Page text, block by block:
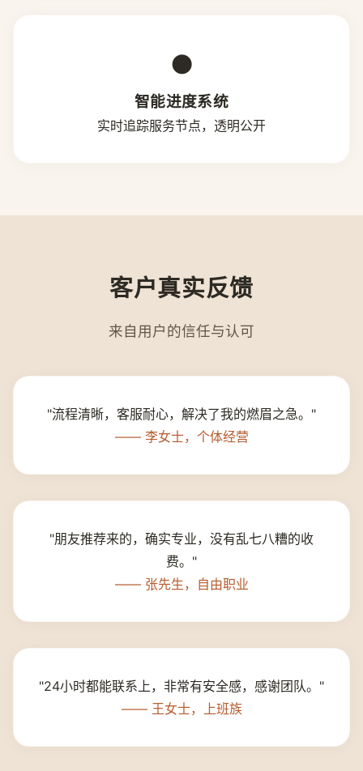
●
智能进度系统
实时追踪服务节点，透明公开
客户真实反馈
来自用户的信任与认可
"流程清晰，客服耐心，解决了我的燃眉之急。"
—— 李女士，个体经营
"朋友推荐来的，确实专业，没有乱七八糟的收
费。"
—— 张先生，自由职业
"24小时都能联系上，非常有安全感，感谢团队。"
—— 王女士，上班族